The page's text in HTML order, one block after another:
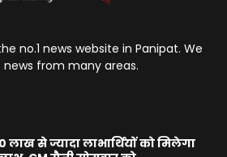
no.1 news website in Panipat. We
news from many areas.
लाख से ज्यादा लाभार्थियों को मिलेगा